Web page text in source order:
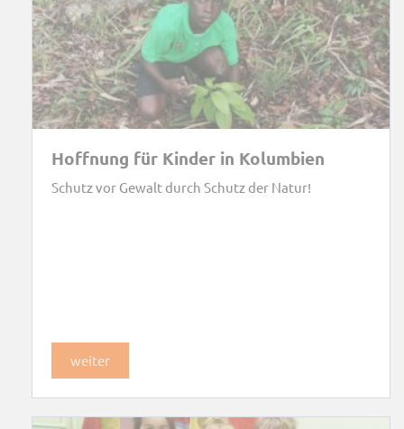
Hoffnung für Kinder in Kolumbien
Schutz vor Gewalt durch Schutz der Natur!
weiter